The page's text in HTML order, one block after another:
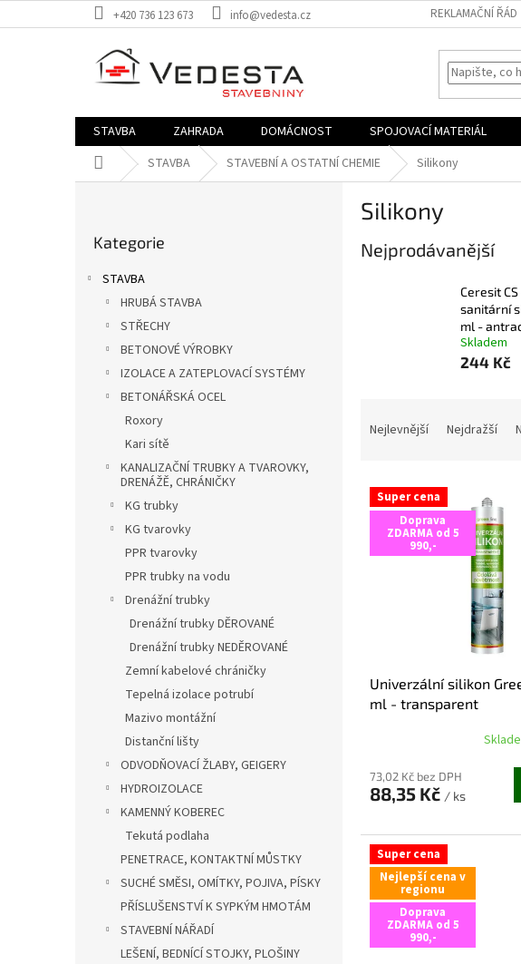
na
+420 736 123 673 info@vedesta.cz REKLAMAČNÍ ŘÁD
STAVBA ZAHRADA DOMÁCNOST SPOJOVACÍ MATERIÁL
Domů STAVBA STAVEBNÍ A OSTATNÍ CHEMIE Silikony
kategorie
Kategorie
STAVBA
HRUBÁ STAVBA
STŘECHY
BETONOVÉ VÝROBKY
IZOLACE A ZATEPLOVACÍ SYSTÉMY
BETONÁŘSKÁ OCEL
Roxory
Kari sítě
KANALIZAČNÍ TRUBKY A TVAROVKY,
DRENÁŽĚ, CHRÁNIČKY
KG trubky
KG tvarovky
PPR tvarovky
PPR trubky na vodu
Drenážní trubky
Drenážní trubky DĚROVANÉ
Drenážní trubky NEDĚROVANÉ
Zemní kabelové chráničky
Tepelná izolace potrubí
Mazivo montážní
Distanční lišty
ODVODŇOVACÍ ŽLABY, GEIGERY
HYDROIZOLACE
KAMENNÝ KOBEREC
Tekutá podlaha
PENETRACE, KONTAKTNÍ MŮSTKY
SUCHÉ SMĚSI, OMÍTKY, POJIVA, PÍSKY
PŘÍSLUŠENSTVÍ K SYPKÝM HMOTÁM
STAVEBNÍ NÁŘADÍ
LEŠENÍ, BEDNÍCÍ STOJKY, PLOŠINY
Silikony
Nejprodávanější
Ceresit CS
sanitární
ml -
Skladem
244 Kč
n
Nejlevnější Nejdražší
V Super cena
Doprava
ZDARMA od 5
990,-
Univerzální silikon
ml - transparent
73,02 Kč bez DPH
88,35 Kč / ks
Super cena
Nejlepší cena v
regionu
Doprava
ZDARMA od 5
990,-